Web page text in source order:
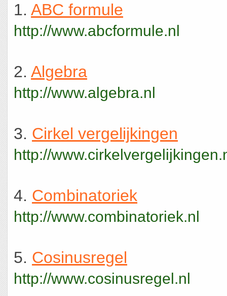
1. ABC formule
http://www.abcformule.nl
2. Algebra
http://www.algebra.nl
3. Cirkel vergelijkingen
http://
4. Combinatoriek
http://www.combinatoriek.nl
5. Cosinusregel
http://www.cosinusregel.nl